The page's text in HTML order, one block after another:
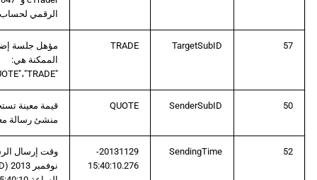
الرقمي لحساب
57
TargetSubID
TRADE
مؤهل جلسة
الممكنة هي:
"QUOTE"،"TRADE".
50
SenderSubID
QUOTE
قيمة معينة
منشئ رسالة
52
SendingTime
20131129-
15:40:10.276